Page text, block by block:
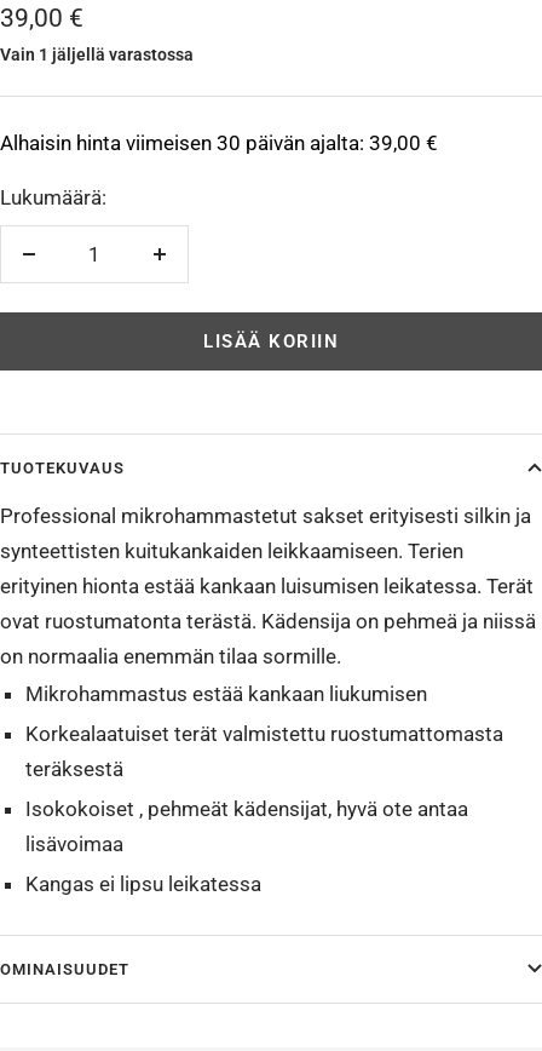
Alennushinta
39,00 €
Vain 1 jäljellä varastossa
Alhaisin hinta viimeisen 30 päivän ajalta: 39,00 €
Lukumäärä:
Vähennä
LISÄÄ KORIIN
TUOTEKUVAUS
Professional mikrohammastetut sakset erityisesti silkin ja
synteettisten kuitukankaiden leikkaamiseen. Terien
erityinen hionta estää kankaan luisumisen leikatessa. Terät
ovat ruostumatonta terästä. Kädensija on pehmeä ja niissä
on normaalia enemmän tilaa sormille.
Mikrohammastus estää kankaan liukumisen
Korkealaatuiset terät valmistettu ruostumattomasta
teräksestä
Isokokoiset , pehmeät kädensijat, hyvä ote antaa
lisävoimaa
Kangas ei lipsu leikatessa
OMINAISUUDET